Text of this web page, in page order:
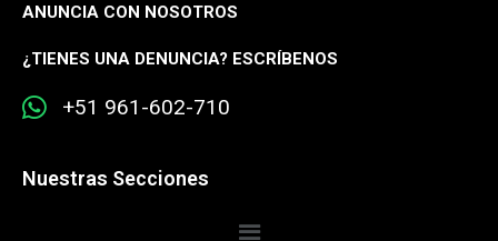
ANUNCIA CON NOSOTROS
¿TIENES UNA DENUNCIA? ESCRÍBENOS
+51 961-602-710
Nuestras Secciones